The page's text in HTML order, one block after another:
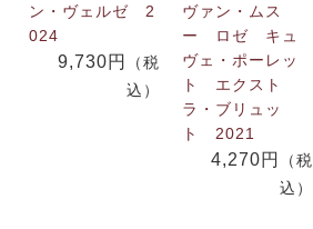
ン・ヴェルゼ 2
024
9,730円
（税
込）
ヴァン・ムス
ー ロゼ キュ
ヴェ・ポーレッ
ト エクスト
ラ・ブリュッ
ト 2021
4,270円
（税
込）